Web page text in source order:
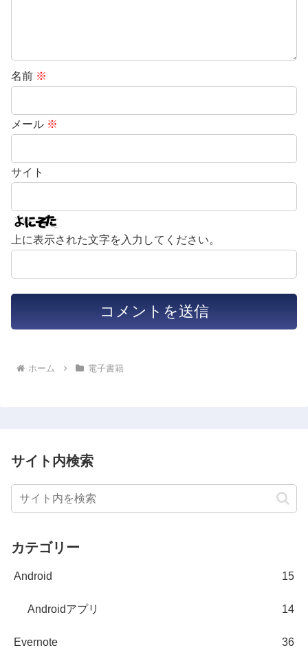
名前 ※
メール ※
サイト
上に表示された文字を入力してください。
ホーム 電子書籍
サイト内検索
カテゴリー
Android 15
Androidアプリ 14
Evernote 36